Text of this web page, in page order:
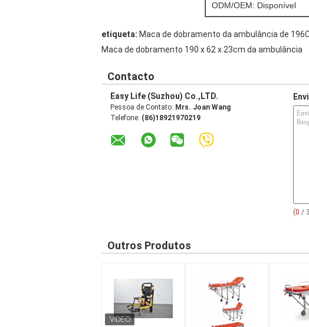
ODM/OEM: Disponível
etiqueta: Maca de dobramento da ambulância de
Maca de dobramento 190 x 62 x 23cm da ambulância
Contacto
Easy Life (Suzhou) Co.,LTD.
Pessoa de Contato: Mrs. Joan Wang
Telefone: (86)18921970219
(0 /
Outros Produtos